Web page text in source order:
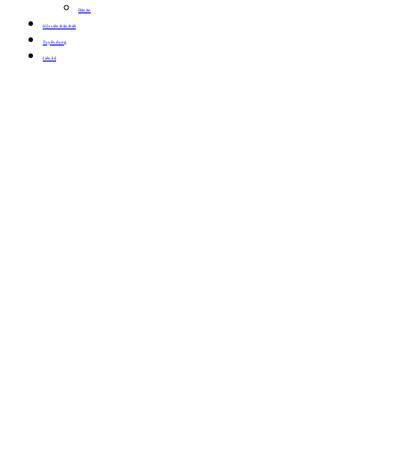
Bản tin
Hội viên thân thiết
Tuyển dụng
Liên hệ